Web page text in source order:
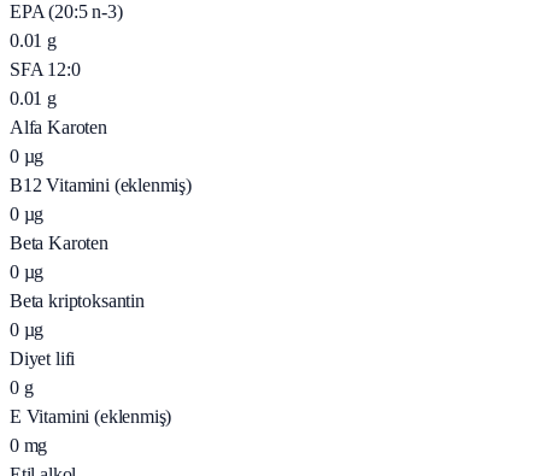
EPA (20:5 n-3)
0.01 g
SFA 12:0
0.01 g
Alfa Karoten
0 µg
B12 Vitamini (eklenmiş)
0 µg
Beta Karoten
0 µg
Beta kriptoksantin
0 µg
Diyet lifi
0 g
E Vitamini (eklenmiş)
0 mg